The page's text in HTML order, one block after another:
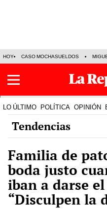
HOY CASO MOCHASUELDOS
LO ÚLTIMO POLÍTICA OPINIÓN
Tendencias
Familia de
boda justo
iban a darse el
“Disculpen la